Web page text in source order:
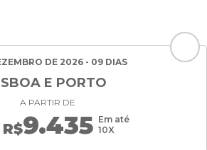
DE 2026 - 09 DIAS
E PORTO
A PARTIR DE
R$9.435 Em até
10X